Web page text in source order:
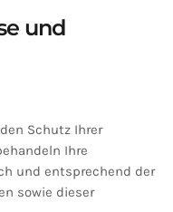
und
Schutz Ihrer
Ihre
und entsprechend der
sowie dieser